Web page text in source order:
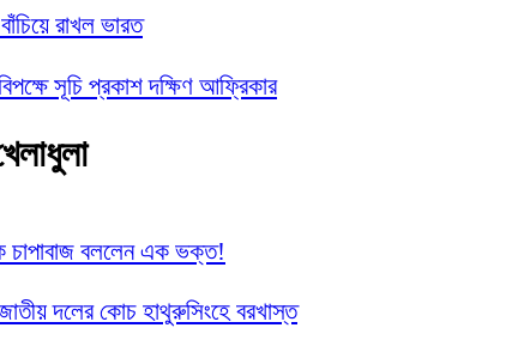
রাখল ভারত
সূচি প্রকাশ দক্ষিণ আফ্রিকার
চাপাবাজ বললেন এক ভক্ত!
জাতীয় দলের কোচ হাথুরুসিংহে বরখাস্ত